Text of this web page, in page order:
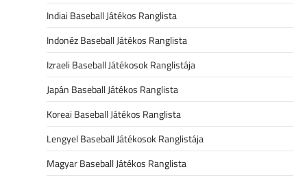
Indiai Baseball Játékos Ranglista
Indonéz Baseball Játékos Ranglista
Izraeli Baseball Játékosok Ranglistája
Japán Baseball Játékos Ranglista
Koreai Baseball Játékos Ranglista
Lengyel Baseball Játékosok Ranglistája
Magyar Baseball Játékos Ranglista